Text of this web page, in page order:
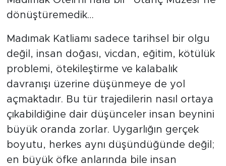
dönüştüremedik…
Madımak Katliamı sadece tarihsel bir olgu
değil, insan doğası, vicdan, eğitim, kötülük
problemi, ötekileştirme ve kalabalık
davranışı üzerine düşünmeye de yol
açmaktadır. Bu tür trajedilerin nasıl ortaya
çıkabildiğine dair düşünceler insan beynini
büyük oranda zorlar. Uygarlığın gerçek
boyutu, herkes aynı düşündüğünde değil;
en büyük öfke anlarında bile insan